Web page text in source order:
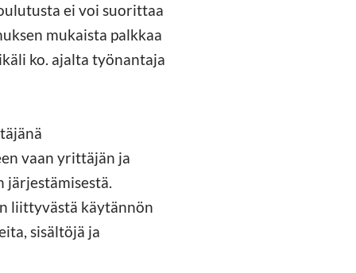
ei voi suorittaa
mukaista palkkaa
ko. ajalta työnantaja
vaan yrittäjän ja
järjestämisestä.
liittyvästä käytännön
sisältöjä ja